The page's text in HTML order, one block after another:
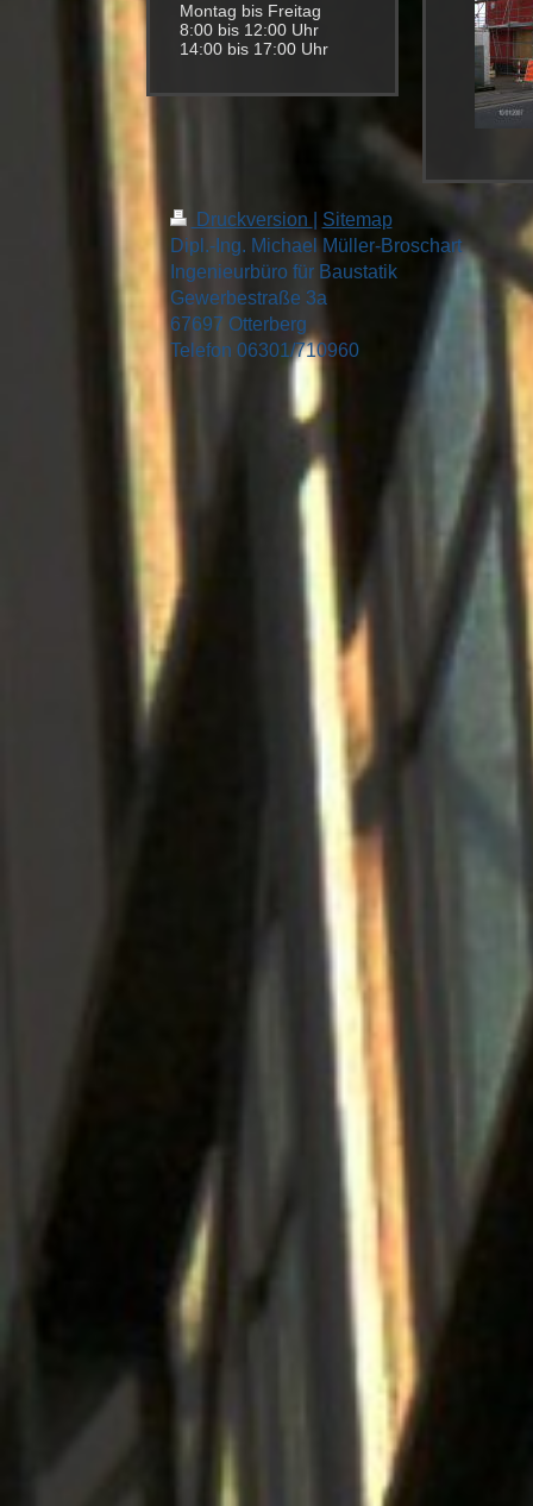
Montag bis Freitag
8:00 bis 12:00 Uhr
14:00 bis 17:00 Uhr
Druckversion
Sitemap
Dipl.-Ing. Michael Müller-Broschart
Ingenieurbüro für Baustatik
Gewerbestraße 3a
67697 Otterberg
Telefon 06301/710960